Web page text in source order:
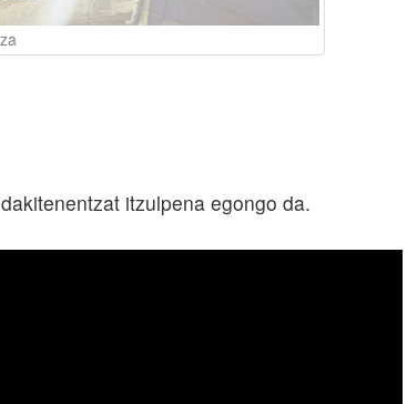
itzulpena egongo da.